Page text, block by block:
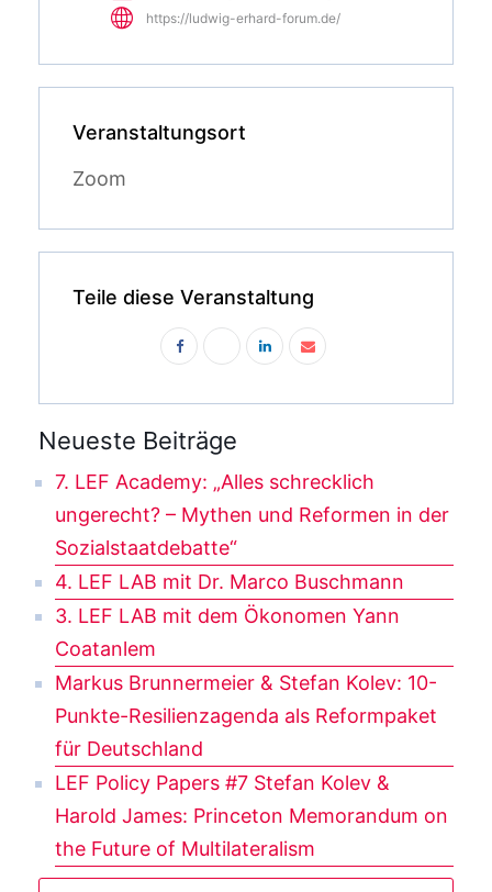
https://ludwig-erhard-forum.de/
Veranstaltungsort
Zoom
Teile diese Veranstaltung
Neueste Beiträge
7. LEF Academy: „Alles schrecklich
ungerecht? – Mythen und Reformen in der
Sozialstaatdebatte“
4. LEF LAB mit Dr. Marco Buschmann
3. LEF LAB mit dem Ökonomen Yann
Coatanlem
Markus Brunnermeier & Stefan Kolev: 10-
Punkte-Resilienzagenda als Reformpaket
für Deutschland
LEF Policy Papers #7 Stefan Kolev &
Harold James: Princeton Memorandum on
the Future of Multilateralism